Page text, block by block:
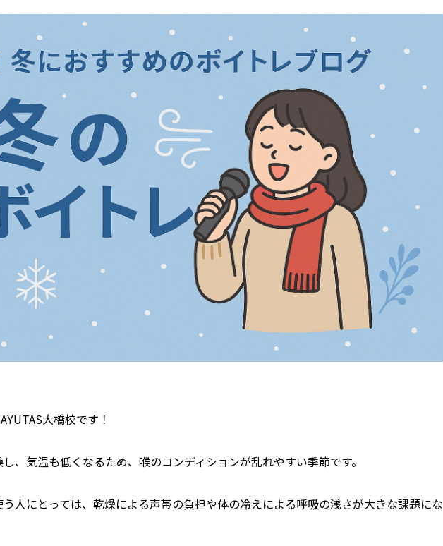
大橋校です！
、気温も低くなるため、喉のコンディションが乱れやすい季節です。
人にとっては、乾燥による声帯の負担や体の冷えによる呼吸の浅さが大きな課題にな